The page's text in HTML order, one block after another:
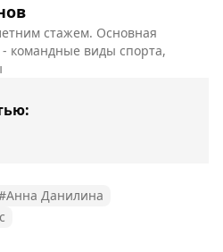
стажем. Основная
командные виды спорта,
Данилина